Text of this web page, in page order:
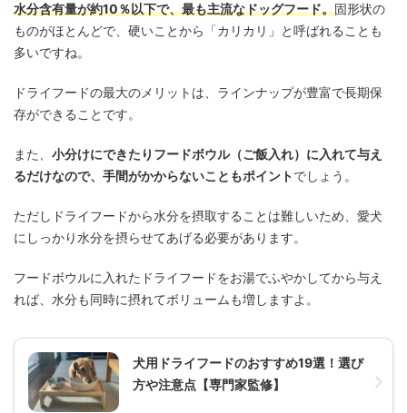
水分含有量が約10％以下で、最も主流なドッグフード。固形状の
ものがほとんどで、硬いことから「カリカリ」と呼ばれることも
多いですね。
ドライフードの最大のメリットは、ラインナップが豊富で長期保
存ができることです。
また、 小分けにできたりフードボウル（ご飯入れ）に入れて与え
るだけなので、手間がかからないこともポイントでしょう。
ただしドライフードから水分を摂取することは難しいため、愛犬
にしっかり水分を摂らせてあげる必要があります。
フードボウルに入れたドライフードをお湯でふやかしてから与え
れば、水分も同時に摂れてボリュームも増しますよ。
犬用ドライフードのおすすめ19選！選び
方や注意点【専門家監修】